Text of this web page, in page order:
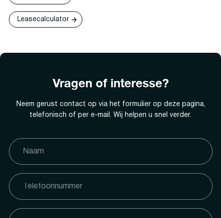
Leasecalculator
Vragen of interesse?
Neem gerust contact op via het formulier op deze pagina,
telefonisch of per e-mail. Wij helpen u snel verder.